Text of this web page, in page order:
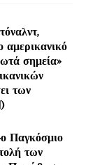
αμερικανικό
σημεία»
των
Παγκόσμιο
των